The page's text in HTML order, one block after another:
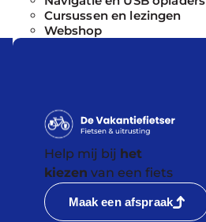
Cursussen en lezingen
Webshop
Help mij bij het
kiezen van een fiets
Maak een afspraak